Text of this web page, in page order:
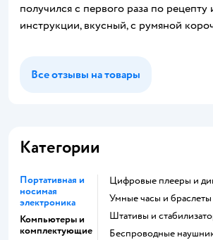
получился с первого раза по рецепту
инструкции, вкусный, с румяной
Все отзывы на товары
Категории
Портативная и
носимая
электроника
Компьютеры и
комплектующие
цифровые плееры и
умные часы и браслеты
штативы и
беспроводные